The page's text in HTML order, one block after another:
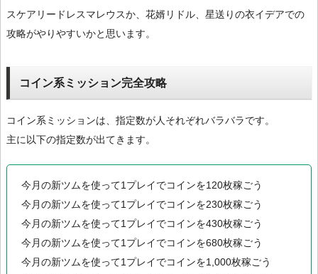
スケアリードレスマレウスか、花婿リドル、星送りの衣イデアでの
攻略がやりやすいかと思います。
コイン系ミッション完全攻略
コイン系ミッションは、指定数が人それぞれバラバラです。
主に以下の指定数が出てきます。
今月の新ツムを使って1プレイでコインを120枚稼ごう
今月の新ツムを使って1プレイでコインを230枚稼ごう
今月の新ツムを使って1プレイでコインを430枚稼ごう
今月の新ツムを使って1プレイでコインを680枚稼ごう
今月の新ツムを使って1プレイでコインを1,000枚稼ごう